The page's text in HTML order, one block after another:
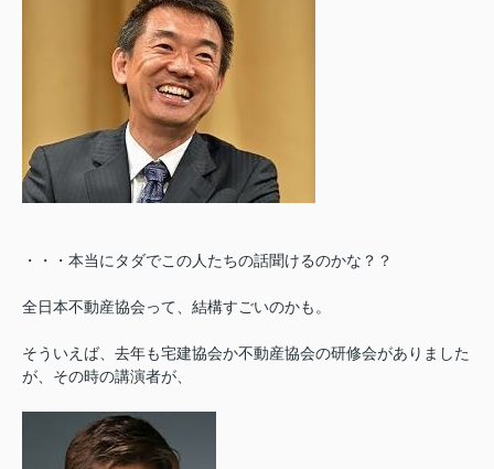
・・・本当にタダでこの人たちの話聞けるのかな？？
全日本不動産協会って、結構すごいのかも。
そういえば、去年も宅建協会か不動産協会の研修会がありました
が、その時の講演者が、